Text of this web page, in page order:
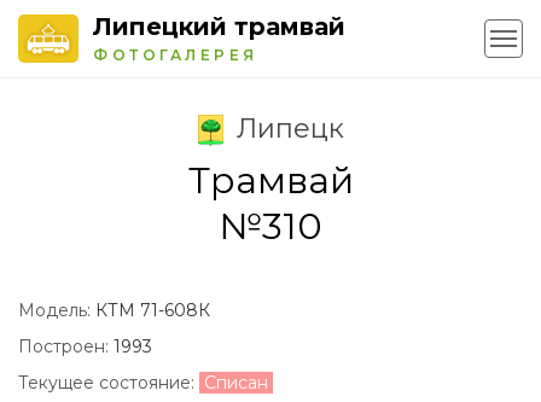
Липецкий трамвай
ФОТОГАЛЕРЕЯ
Липецк
Трамвай
№310
Модель: КТМ 71-608К
Построен: 1993
Текущее состояние: Списан